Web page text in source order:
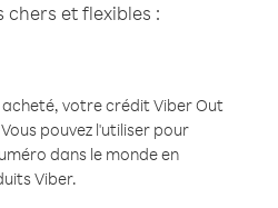
chers et flexibles :
votre crédit Viber Out
pouvez l'utiliser pour
dans le monde en
Viber.